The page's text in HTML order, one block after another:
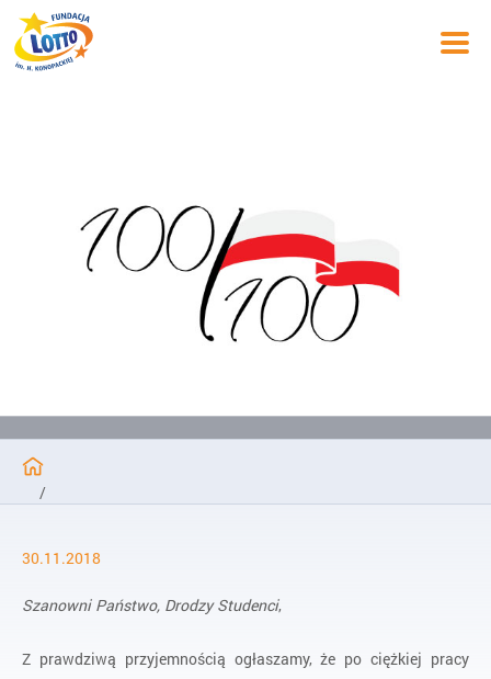
/
/
Lista stypendystów
30.11.2018
Szanowni Państwo, Drodzy Studenci,
Z prawdziwą przyjemnością ogłaszamy, że po ciężkiej pracy